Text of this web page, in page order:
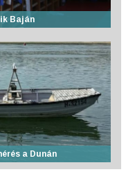
Baján
a Dunán